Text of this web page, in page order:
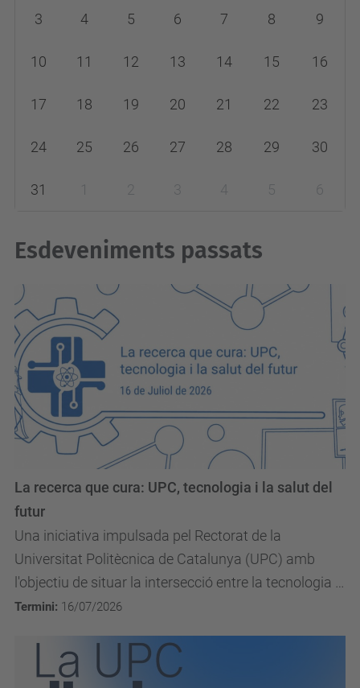
3 4 5 6 7 8 9
10 11 12 13 14 15 16
17 18 19 20 21 22 23
24 25 26 27 28 29 30
31 1 2 3 4 5 6
Esdeveniments passats
Una iniciativa impulsada pel Rectorat de la
Universitat Politècnica de Catalunya (UPC) amb
l'objectiu de situar la intersecció entre la tecnologia i
la salut al centre de l'ecosistema acadèmic i...
La recerca que cura: UPC, tecnologia i la salut del
futur
Termini: 16/07/2026